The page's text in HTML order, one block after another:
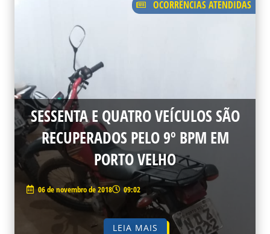
OCORRÊNCIAS ATENDIDAS
SESSENTA E QUATRO VEÍCULOS SÃO
RECUPERADOS PELO 9º BPM EM
PORTO VELHO
06 de novembro de 2018 09:02
LEIA MAIS